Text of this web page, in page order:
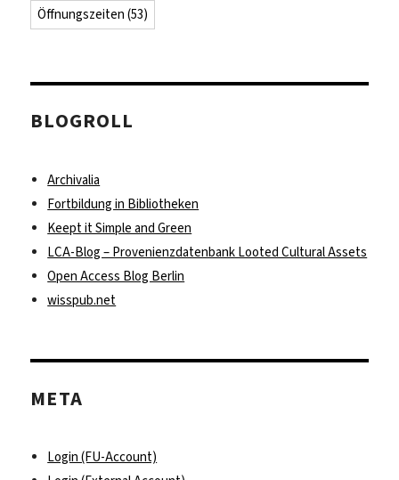
Öffnungszeiten (53)
BLOGROLL
Archivalia
Fortbildung in Bibliotheken
Keept it Simple and Green
LCA-Blog – Provenienzdatenbank Looted Cultural Assets
Open Access Blog Berlin
wisspub.net
META
Login (FU-Account)